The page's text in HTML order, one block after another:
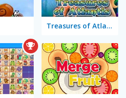
Treasures of Atlantis